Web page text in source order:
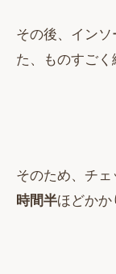
その後、イン
た、ものすごく
そのため、チ
時間半ほどかか